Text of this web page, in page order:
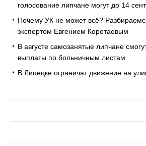
голосование липчане могут до 14
Почему УК не может всё?
экспертом Евгением Коротаевым
В августе самозанятые липчане
выплаты по больничным листам
В Липецке ограничат движение на